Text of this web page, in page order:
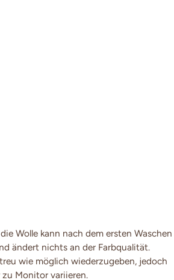
Wolle kann nach dem ersten Waschen
ändert nichts an der Farbqualität.
wie möglich wiederzugeben, jedoch
Monitor variieren.